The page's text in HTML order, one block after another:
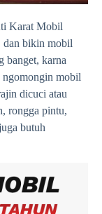
Karat Mobil
dan bikin mobil
banget, karna
ngomongin mobil
dicuci atau
rongga pintu,
butuh